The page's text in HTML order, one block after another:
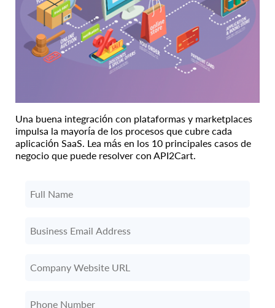
Una buena integración con plataformas y marketplaces
impulsa la mayoría de los procesos que cubre cada
aplicación SaaS. Lea más en los 10 principales casos de
negocio que puede resolver con API2Cart.